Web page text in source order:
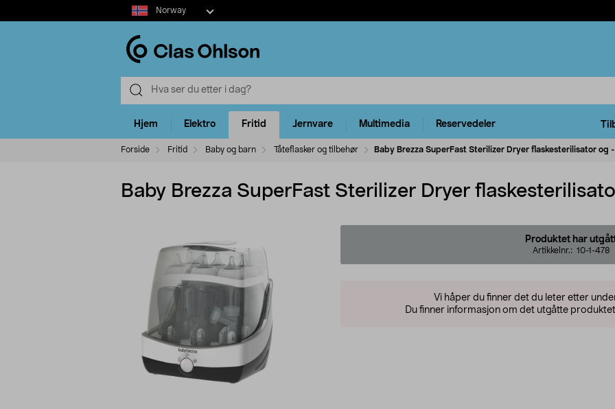
Select
market
Norway
Hjem Elektro Fritid Jernvare Multimedia Reservedeler
Forside Fritid Baby og barn Tåteflasker og tilbehør Baby Brezza SuperFast Sterilizer Dryer flaskesterilisator og
Baby Brezza SuperFast Sterilizer Dryer
Produktet har
Artikkelnr.: 10-1-478
Vi håper du finner det du leter etter
Du finner informasjon om det utgåtte